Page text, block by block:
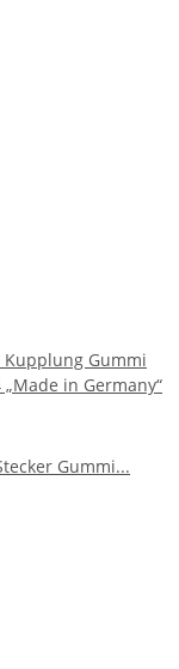
Kupplung Gummi
„Made in Germany“